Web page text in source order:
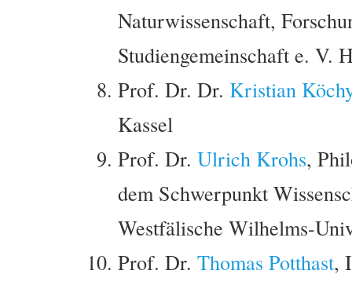
Naturwissenschaft,
Studiengemeinschaft e. V.
Prof. Dr. Dr. Kristian
Kassel
Prof. Dr. Ulrich Krohs,
dem Schwerpunkt
Westfälische Wilhelms-
Prof. Dr. Thomas Potthast,